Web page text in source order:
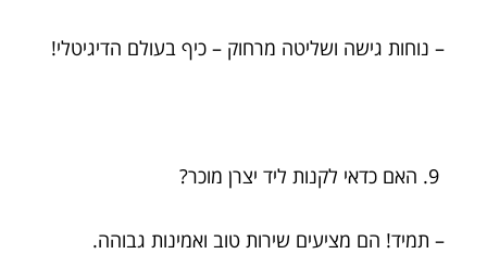
– נוחות גישה ושליטה מרחוק – כיף בעולם הדיגיטלי!
האם כדאי לקנות ליד יצרן מוכר?
– תמיד! הם מציעים שירות טוב ואמינות גבוהה.